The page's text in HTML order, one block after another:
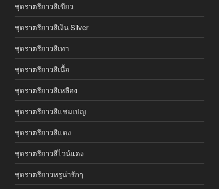
ชุดราตรียาวสีเขียว
ชุดราตรียาวสีเงิน Silver
ชุดราตรียาวสีเทา
ชุดราตรียาวสีเนื้อ
ชุดราตรียาวสีเหลือง
ชุดราตรียาวสีแชมเปญ
ชุดราตรียาวสีแดง
ชุดราตรียาวสีไวน์แดง
ชุดราตรียาวหรูน่ารักๆ